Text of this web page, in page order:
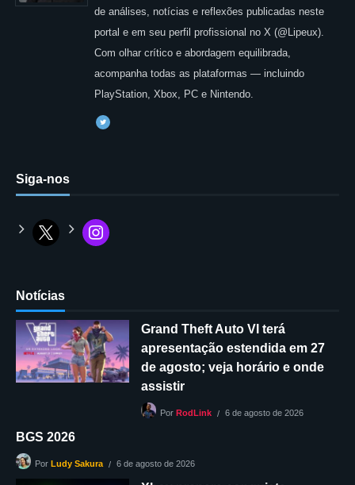
de análises, notícias e reflexões publicadas neste
portal e em seu perfil profissional no X (@Lipeux).
Com olhar crítico e abordagem equilibrada,
acompanha todas as plataformas — incluindo
PlayStation, Xbox, PC e Nintendo.
Siga-nos
Notícias
Grand Theft Auto VI terá
apresentação estendida em 27
de agosto; veja horário e onde
assistir
Por RodLink 6 de agosto de 2026
BGS 2026
Por Ludy Sakura 6 de agosto de 2026